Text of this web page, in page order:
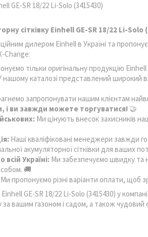
GE-SR 18/22 Li-Solo (3415430)
сітківку Einhell GE-SR 18/22 Li-
дилером Einhell в Україні та пропонує
Change:
тільки оригінальну продукцію
нашому каталозі представлений широкий
запропонувати нашим клієнтам
і ви завжди можете торгуватися! 🤝
Ми цінують внесок захисників
Наші кваліфіковані менеджери завжди
акумуляторної сітківки для ваших
Україні: Ми забезпечуємо швидку та
🚚
Ми пропонуємо різні варіанти оплати,
GE-SR 18/22 Li-Solo (3415430) у
вашим газоном і садом, а також чудовий